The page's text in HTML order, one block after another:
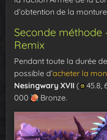
d’obtention de la
Seconde méthode
Remix
Pendant toute la durée
possible d’acheter la
Nesingwary XVII (
45.8,
000
Bronze.